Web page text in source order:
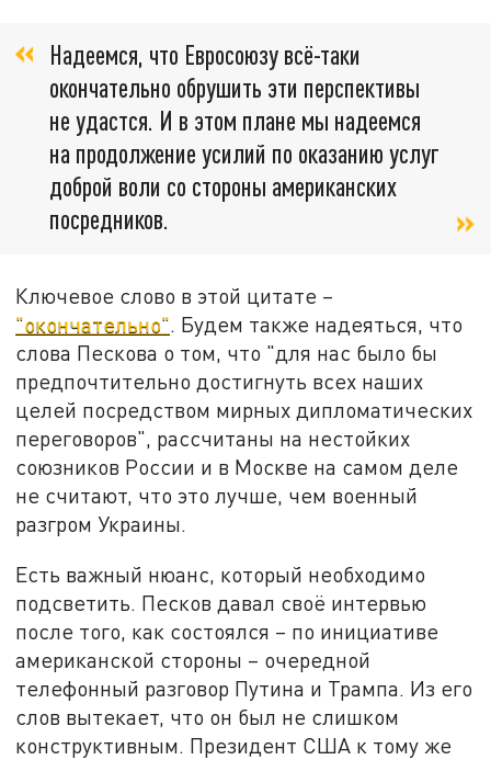
Надеемся, что Евросоюзу всё-таки
окончательно обрушить эти перспективы
не удастся. И в этом плане мы надеемся
на продолжение усилий по оказанию услуг
доброй воли со стороны американских
посредников.
Ключевое слово в этой цитате –
"окончательно". Будем также надеяться, что
слова Пескова о том, что "для нас было бы
предпочтительно достигнуть всех наших
целей посредством мирных дипломатических
переговоров", рассчитаны на нестойких
союзников России и в Москве на самом деле
не считают, что это лучше, чем военный
разгром Украины.
Есть важный нюанс, который необходимо
подсветить. Песков давал своё интервью
после того, как состоялся – по инициативе
американской стороны – очередной
телефонный разговор Путина и Трампа. Из его
слов вытекает, что он был не слишком
конструктивным. Президент США к тому же